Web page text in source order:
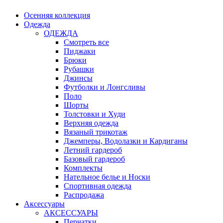
Осенняя коллекция
Одежда
ОДЕЖДА
Смотреть все
Пиджаки
Брюки
Рубашки
Джинсы
Футболки и Лонгсливы
Поло
Шорты
Толстовки и Худи
Верхняя одежда
Вязаный трикотаж
Джемперы, Водолазки и Кардиганы
Летний гардероб
Базовый гардероб
Комплекты
Нательное белье и Носки
Спортивная одежда
Распродажа
Аксессуары
АКСЕССУАРЫ